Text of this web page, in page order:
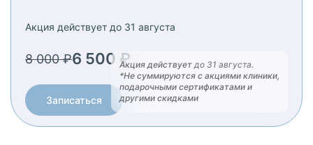
Акция действует до 31 августа
8 000 ₽6 500 ₽
Записаться
Акция действуетдо 31 августа.
*Не суммируются с акциями клиники,
подарочными сертификатами и
другими скидками